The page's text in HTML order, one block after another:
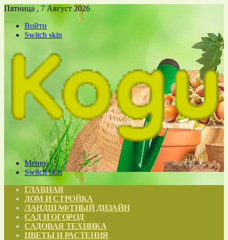
Пятница , 7 Август 2026
Войти
Switch skin
Меню
Switch skin
ГЛАВНАЯ
ДОМ И СТРОЙКА
ЛАНДШАФТНЫЙ ДИЗАЙН
САД И ОГОРОД
САДОВАЯ ТЕХНИКА
ЦВЕТЫ И РАСТЕНИЯ